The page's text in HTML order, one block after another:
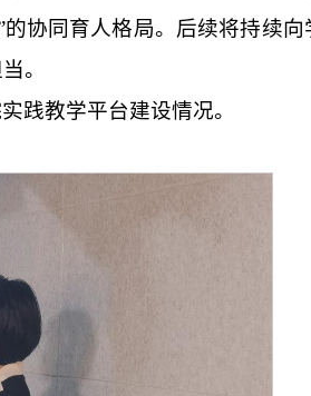
协同育人格局。后续将持续
。
践教学平台建设情况。